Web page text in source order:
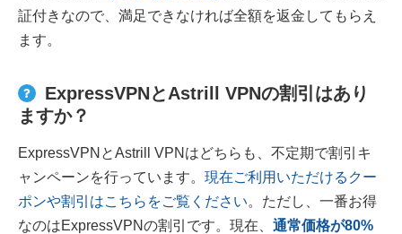
証付きなので、満足できなければ全額を返金してもらえ
ます。
ExpressVPNとAstrill VPNの割引はあり
ますか？
ExpressVPNとAstrill VPNはどちらも、不定期で割引キ
ャンペーンを行っています。 現在ご利用いただけるクー
ポンや割引はこちらをご覧ください。ただし、一番お得
なのはExpressVPNの割引です。現在、 通常価格が80%